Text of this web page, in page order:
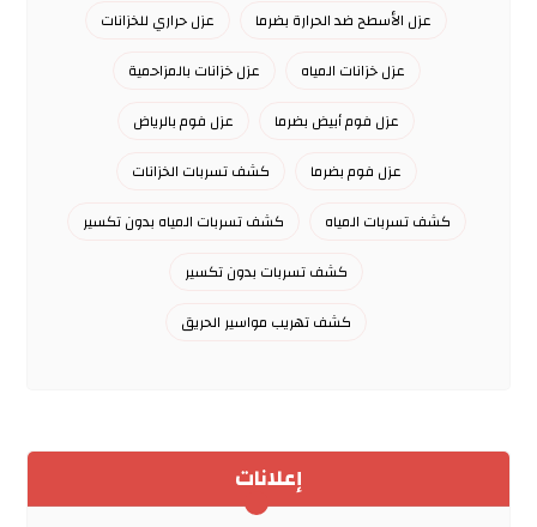
عزل الأسطح ضد الحرارة بضرما
عزل حراري للخزانات
عزل خزانات المياه
عزل خزانات بالمزاحمية
عزل فوم أبيض بضرما
عزل فوم بالرياض
عزل فوم بضرما
كشف تسربات الخزانات
كشف تسربات المياه
كشف تسربات المياه بدون تكسير
كشف تسربات بدون تكسير
كشف تهريب مواسير الحريق
إعلانات